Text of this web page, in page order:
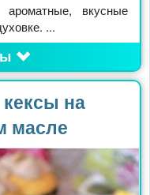
ароматные, вкусные
...
на
масле